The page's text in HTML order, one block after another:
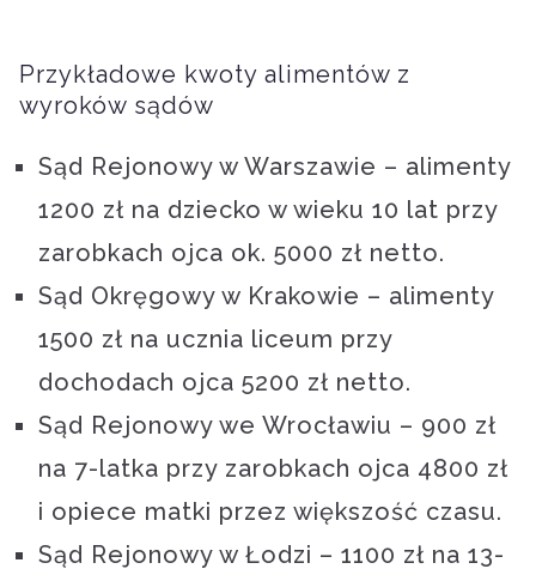
Przykładowe kwoty alimentów z
wyroków sądów
Sąd Rejonowy w Warszawie – alimenty
1200 zł na dziecko w wieku 10 lat przy
zarobkach ojca ok. 5000 zł netto.
Sąd Okręgowy w Krakowie – alimenty
1500 zł na ucznia liceum przy
dochodach ojca 5200 zł netto.
Sąd Rejonowy we Wrocławiu – 900 zł
na 7-latka przy zarobkach ojca 4800 zł
i opiece matki przez większość czasu.
Sąd Rejonowy w Łodzi – 1100 zł na 13-